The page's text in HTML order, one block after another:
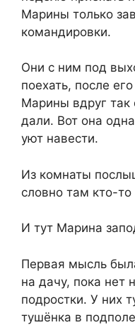
Марины только
командировки.
Они с ним под
поехать, после
Марины вдруг так
дали. Вот она
уют навести.
Из комнаты
словно там кто-то
И тут Марина
Первая мысль
на дачу, пока нет
подростки. У них
тушёнка в